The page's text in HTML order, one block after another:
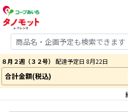
８月２週（３２号） 配達予定日 8月22日
合計金額(税込)